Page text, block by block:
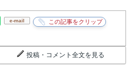
e-mail
投稿・コメント全文を見る